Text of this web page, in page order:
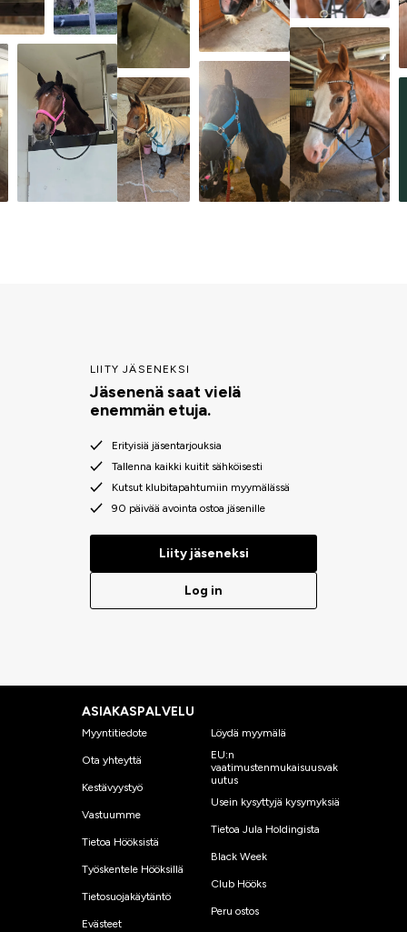
LIITY JÄSENEKSI
Jäsenenä saat vielä
enemmän etuja.
Erityisiä jäsentarjouksia
Tallenna kaikki kuitit sähköisesti
Kutsut klubitapahtumiin myymälässä
90 päivää avointa ostoa jäsenille
Liity jäseneksi
Log in
ASIAKASPALVELU
Myyntitiedote
Ota yhteyttä
Kestävyystyö
Vastuumme
Tietoa Hööksistä
Työskentele Hööksillä
Tietosuojakäytäntö
Evästeet
Löydä myymälä
EU:n
vaatimustenmukaisuusvak
uutus
Usein kysyttyjä kysymyksiä
Tietoa Jula Holdingista
Black Week
Club Hööks
Peru ostos